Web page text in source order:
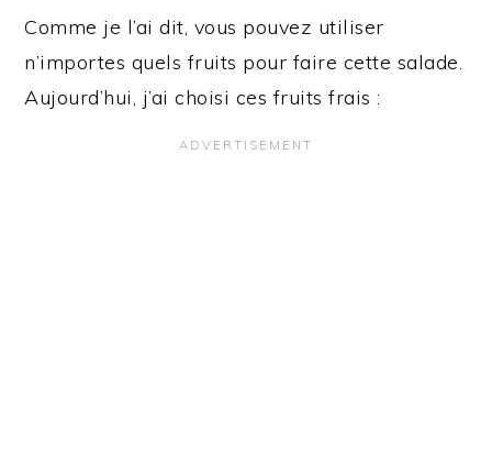
Comme je l’ai dit, vous pouvez utiliser
n’importes quels fruits pour faire cette salade.
Aujourd’hui, j’ai choisi ces fruits frais :